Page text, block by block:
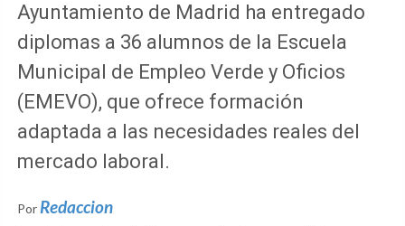
Ayuntamiento de Madrid ha entregado
diplomas a 36 alumnos de la Escuela
Municipal de Empleo Verde y Oficios
(EMEVO), que ofrece formación
adaptada a las necesidades reales del
mercado laboral.
Por Redaccion